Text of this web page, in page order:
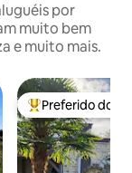
por
muito bem
e muito mais.
Entre os
Preferido dos